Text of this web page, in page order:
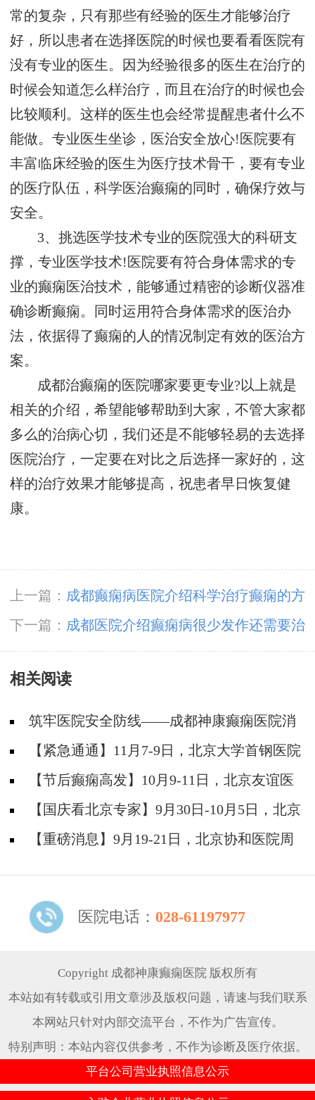
常的复杂，只有那些有经验的医生才能够治疗
好，所以患者在选择医院的时候也要看看医院有
没有专业的医生。因为经验很多的医生在治疗的
时候会知道怎么样治疗，而且在治疗的时候也会
比较顺利。这样的医生也会经常提醒患者什么不
能做。专业医生坐诊，医治安全放心!医院要有
丰富临床经验的医生为医疗技术骨干，要有专业
的医疗队伍，科学医治癫痫的同时，确保疗效与
安全。
3、挑选医学技术专业的医院强大的科研支
撑，专业医学技术!医院要有符合身体需求的专
业的癫痫医治技术，能够通过精密的诊断仪器准
确诊断癫痫。同时运用符合身体需求的医治办
法，依据得了癫痫的人的情况制定有效的医治方
案。
成都治癫痫的医院哪家要更专业?以上就是
相关的介绍，希望能够帮助到大家，不管大家都
多么的治病心切，我们还是不能够轻易的去选择
医院治疗，一定要在对比之后选择一家好的，这
样的治疗效果才能够提高，祝患者早日恢复健
康。
上一篇： 成都癫痫病医院介绍科学治疗癫痫的方
法
下一篇： 成都医院介绍癫痫病很少发作还需要治
疗吗
相关阅读
筑牢医院安全防线——成都神康癫痫医院消
防安全培训纪实
【紧急通通】11月7-9日，北京大学首钢医院
神经内科胡颖教授亲临成都会诊，破解癫痫疑难
【节后癫痫高发】10月9-11日，北京友谊医
院陈葵博士免费会诊+治疗援助，破解癫痫难
题！
【国庆看北京专家】9月30日-10月5日，北京
天坛&首钢医院两大专家蓉城亲诊+癫痫大额救
【重磅消息】9月19-21日，北京协和医院周
线！
医院电话： 028-61197977
Copyright 成都神康癫痫医院 版权所有
本站如有转载或引用文章涉及版权问题，请速与我们联系
本网站只针对内部交流平台，不作为广告宣传。
特别声明：本站内容仅供参考，不作为诊断及医疗依据。
平台公司营业执照信息公示